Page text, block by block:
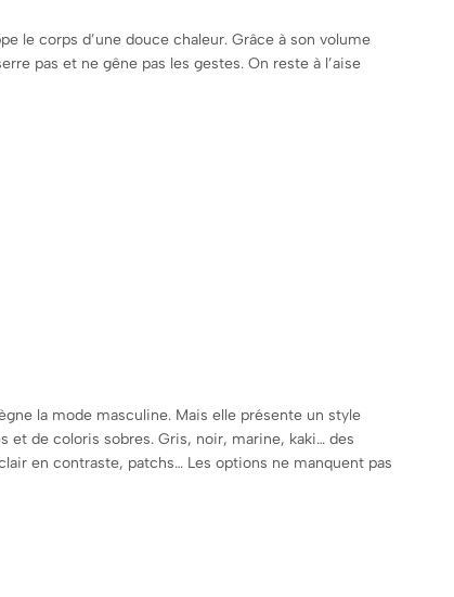
le corps d’une douce chaleur. Grâce à son volume
pas et ne gêne pas les gestes. On reste à l’aise
la mode masculine. Mais elle présente un style
et de coloris sobres. Gris, noir, marine, kaki… des
en contraste, patchs… Les options ne manquent pas